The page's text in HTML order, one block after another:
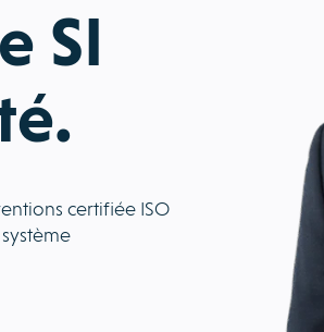
SI
certifiée ISO